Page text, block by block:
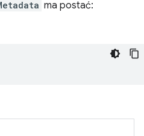
ma postać: